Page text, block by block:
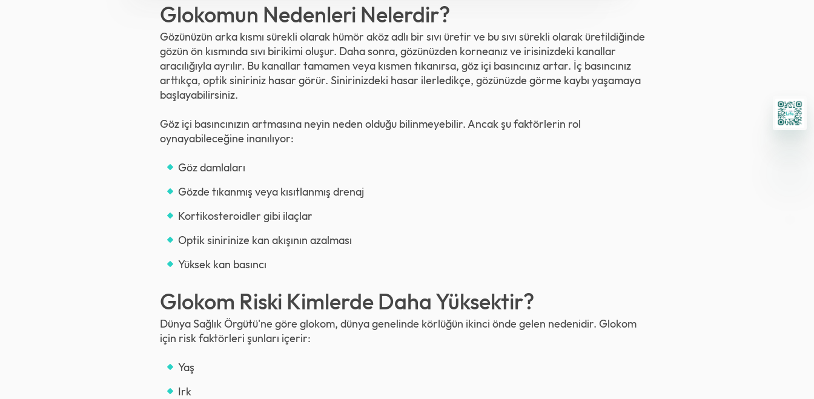
Glokomun Nedenleri Nelerdir?
Gözünüzün arka kısmı sürekli olarak hümör aköz adlı bir sıvı üretir ve bu sıvı sürekli olarak üretildiğinde
gözün ön kısmında sıvı birikimi oluşur. Daha sonra, gözünüzden korneanız ve irisinizdeki kanallar
aracılığıyla ayrılır. Bu kanallar tamamen veya kısmen tıkanırsa, göz içi basıncınız artar. İç basıncınız
arttıkça, optik siniriniz hasar görür. Sinirinizdeki hasar ilerledikçe, gözünüzde görme kaybı yaşamaya
başlayabilirsiniz.
Göz içi basıncınızın artmasına neyin neden olduğu bilinmeyebilir. Ancak şu faktörlerin rol
oynayabileceğine inanılıyor:
Göz damlaları
Gözde tıkanmış veya kısıtlanmış drenaj
Kortikosteroidler gibi ilaçlar
Optik sinirinize kan akışının azalması
Yüksek kan basıncı
Glokom Riski Kimlerde Daha Yüksektir?
Dünya Sağlık Örgütü'ne göre glokom, dünya genelinde körlüğün ikinci önde gelen nedenidir. Glokom
için risk faktörleri şunları içerir:
Yaş
Irk